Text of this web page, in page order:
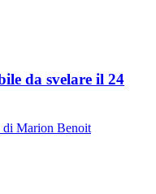
da svelare il 24